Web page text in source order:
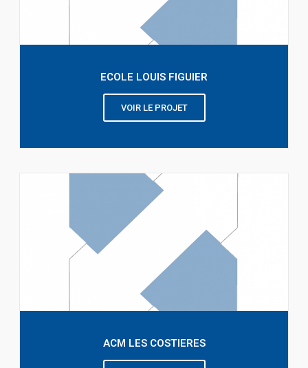
ECOLE LOUIS FIGUIER
VOIR LE PROJET
ACM LES COSTIERES